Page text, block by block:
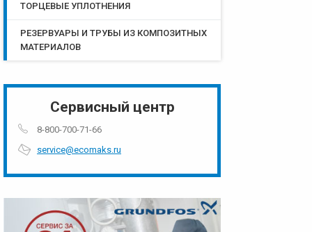
ТОРЦЕВЫЕ УПЛОТНЕНИЯ
РЕЗЕРВУАРЫ И ТРУБЫ ИЗ КОМПОЗИТНЫХ
МАТЕРИАЛОВ
Сервисный центр
8-800-700-71-66
service@ecomaks.ru